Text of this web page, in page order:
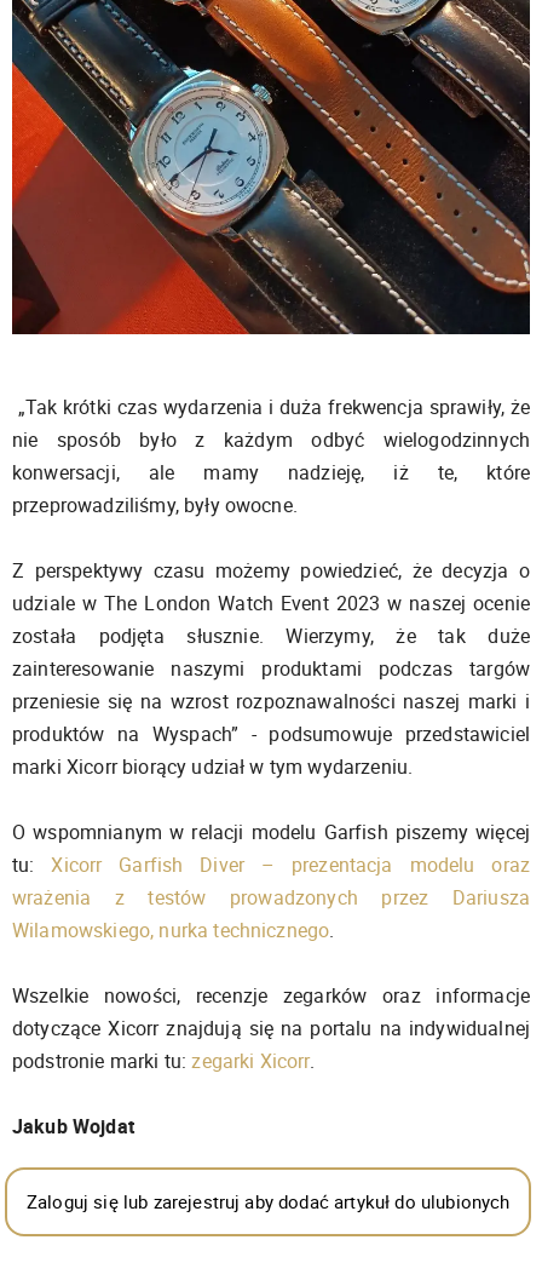
„Tak krótki czas wydarzenia i duża frekwencja sprawiły, że
nie sposób było z każdym odbyć wielogodzinnych
konwersacji, ale mamy nadzieję, iż te, które
przeprowadziliśmy, były owocne.
Z perspektywy czasu możemy powiedzieć, że decyzja o
udziale w The London Watch Event 2023 w naszej ocenie
została podjęta słusznie. Wierzymy, że tak duże
zainteresowanie naszymi produktami podczas targów
przeniesie się na wzrost rozpoznawalności naszej marki i
produktów na Wyspach” - podsumowuje przedstawiciel
marki Xicorr biorący udział w tym wydarzeniu.
O wspomnianym w relacji modelu Garfish piszemy więcej
tu:Xicorr Garfish Diver – prezentacja modelu oraz
wrażenia z testów prowadzonych przez Dariusza
Wilamowskiego, nurka technicznego.
Wszelkie nowości, recenzje zegarków oraz informacje
dotyczące Xicorr znajdują się na portalu na indywidualnej
podstronie marki tu:zegarki Xicorr.
Jakub Wojdat
Zaloguj się lub zarejestruj aby dodać artykuł do ulubionych